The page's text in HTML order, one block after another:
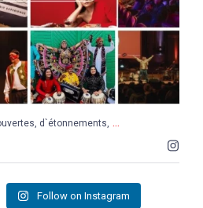
d`étonnements, ...
Follow on Instagram